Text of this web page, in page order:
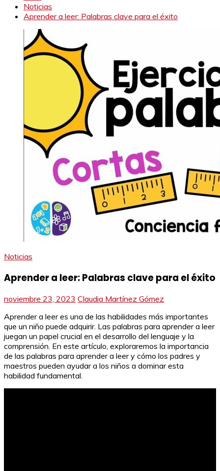
Noticias
Aprender a leer: Palabras clave para el éxito
Noticias
Aprender a leer: Palabras clave para el éxito
noviembre 23, 2023 Claudia Martínez Gómez
Aprender a leer es una de las habilidades más importantes
que un niño puede adquirir. Las palabras para aprender a leer
juegan un papel crucial en el desarrollo del lenguaje y la
comprensión. En este artículo, exploraremos la importancia
de las palabras para aprender a leer y cómo los padres y
maestros pueden ayudar a los niños a dominar esta
habilidad fundamental.